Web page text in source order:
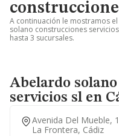
A continuación le mostramos
solano construcciones
hasta 3 sucursales.
Abelardo
servicios sl en
Avenida Del Mueble,
La Frontera, Cádiz